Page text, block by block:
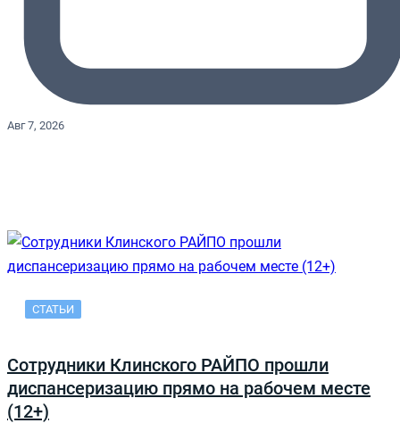
Авг 7, 2026
СТАТЬИ
Сотрудники Клинского РАЙПО прошли
диспансеризацию прямо на рабочем месте
(12+)